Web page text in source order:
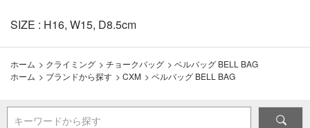
SIZE : H16, W15, D8.5cm
ホーム > クライミング > チョークバッグ > ベルバッグ BELL BAG
ホーム > ブランドから探す > CXM > ベルバッグ BELL BAG
キーワードから探す